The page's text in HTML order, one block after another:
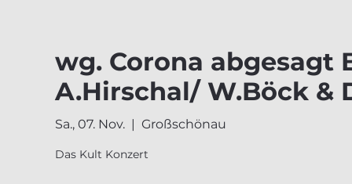
wg. Corona abgesagt
A.Hirschal/ W.Böck &
Sa., 07. Nov.
  |
Großschönau
Das Kult Konzert